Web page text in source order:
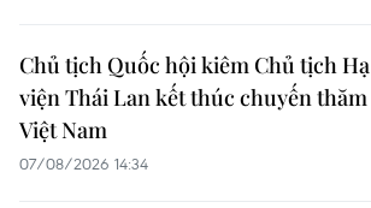
Chủ tịch Quốc hội kiêm Chủ tịch Hạ
viện Thái Lan kết thúc chuyến thăm
Việt Nam
07/08/2026 14:34